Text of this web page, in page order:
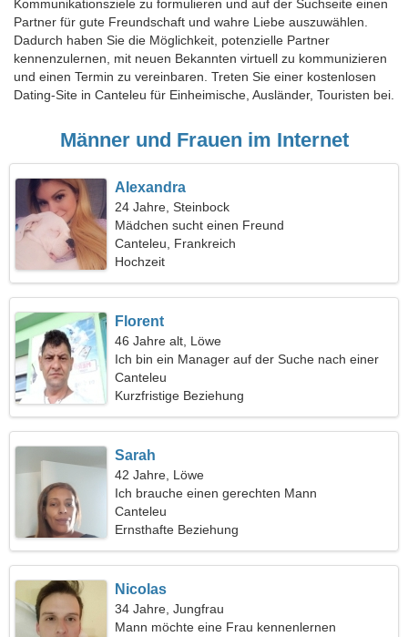
Kommunikationsziele zu formulieren und auf der Suchseite einen
Partner für gute Freundschaft und wahre Liebe auszuwählen.
Dadurch haben Sie die Möglichkeit, potenzielle Partner
kennenzulernen, mit neuen Bekannten virtuell zu kommunizieren
und einen Termin zu vereinbaren. Treten Sie einer kostenlosen
Dating-Site in Canteleu für Einheimische, Ausländer, Touristen bei.
Männer und Frauen im Internet
Alexandra
24 Jahre, Steinbock
Mädchen sucht einen Freund
Canteleu, Frankreich
Hochzeit
Florent
46 Jahre alt, Löwe
Ich bin ein Manager auf der Suche nach einer
spektakulären Frau
Canteleu
Kurzfristige Beziehung
Sarah
42 Jahre, Löwe
Ich brauche einen gerechten Mann
Canteleu
Ernsthafte Beziehung
Nicolas
34 Jahre, Jungfrau
Mann möchte eine Frau kennenlernen